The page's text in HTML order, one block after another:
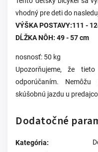
vhodný pre deti do
VÝŠKA POSTAVY:111 -
DĹŽKA NÔH: 49 - 57 cm
nosnosť: 50 kg
Upozorňujeme, že
odporúčaním.
skúšobnú jazdu u
Dodatočné
Kategória: